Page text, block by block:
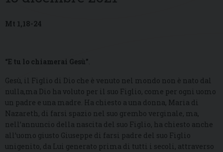
Mt 1,18-24
“E tu lo chiamerai Gesù”.
Gesù, il Figlio di Dio che è venuto nel mondo non è nato dal
nulla,ma Dio ha voluto per il suo Figlio, come per ogni uomo
un padre e una madre. Ha chiesto a una donna, Maria di
Nazareth, di farsi spazio nel suo grembo verginale, ma,
nell’annuncio della nascita del suo Figlio, ha chiesto anche
all’uomo giusto Giuseppe di farsi padre del suo Figlio
unigenito, da Lui generato prima di tutti i secoli, attraverso